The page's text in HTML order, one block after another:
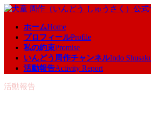
コ
ッ
ナ
移
ホームHome
プロフィールProfile
私の約束Promise
いんどう周作チャンネルIndo
活動報告Activity Report
活動報告